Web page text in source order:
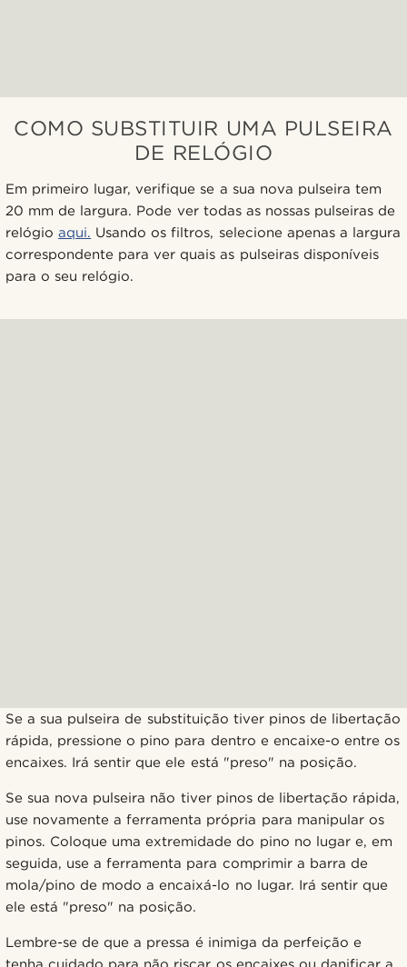
COMO SUBSTITUIR UMA PULSEIRA
DE RELÓGIO
Em primeiro lugar, verifique se a sua nova pulseira tem
20 mm de largura. Pode ver todas as nossas pulseiras de
relógioaqui. Usando os filtros, selecione apenas a largura
correspondente para ver quais as pulseiras disponíveis
para o seu relógio.
Se a sua pulseira de substituição tiver pinos de libertação
rápida, pressione o pino para dentro e encaixe-o entre os
encaixes. Irá sentir que ele está "preso" na posição.
Se sua nova pulseira não tiver pinos de libertação rápida,
use novamente a ferramenta própria para manipular os
pinos. Coloque uma extremidade do pino no lugar e, em
seguida, use a ferramenta para comprimir a barra de
mola/pino de modo a encaixá-lo no lugar. Irá sentir que
ele está "preso" na posição.
Lembre-se de que a pressa é inimiga da perfeição e